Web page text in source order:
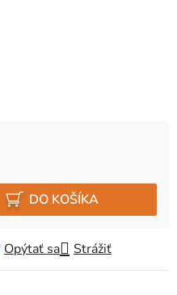
DO KOŠÍKA
Opýtať sa Strážiť